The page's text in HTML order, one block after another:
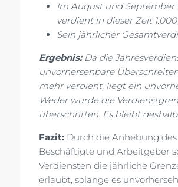
Im August und
verdient in dieser Zeit
Sein jährlicher
Ergebnis:Da die
unvorhersehbare
mehr verdient, liegt ein
Weder wurde die
überschritten. Es bleibt
Fazit: Durch die Anhebung
Beschäftigte und Arbeitgeber
Verdiensten die jährliche
erlaubt, solange es